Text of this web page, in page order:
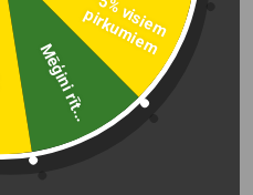
-
5
%
v
is
ie
m
p
ir
k
u
m
ie
m
Mēģini rīt...